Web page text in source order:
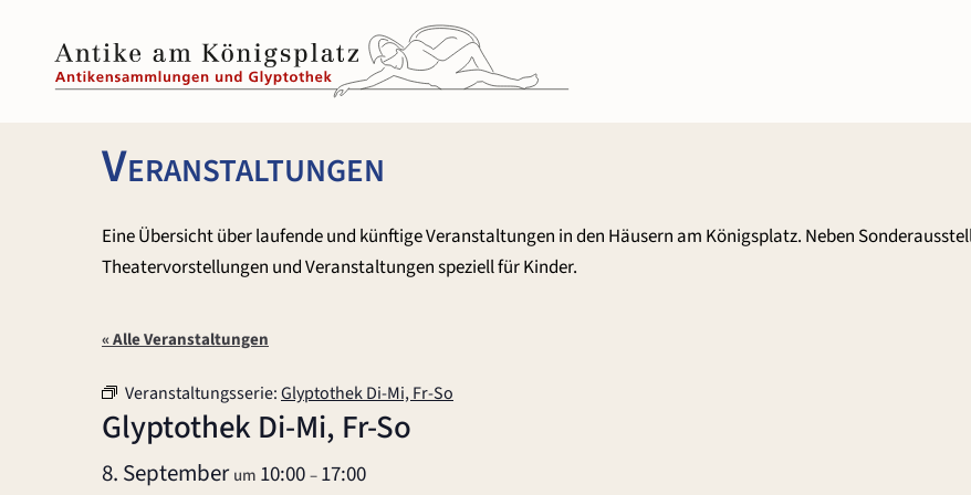
springen
Veranstaltungen
Eine Übersicht über laufende und künftige Veranstaltungen in den Häusern am Königsplatz. Neben
Theatervorstellungen und Veranstaltungen speziell für Kinder.
« Alle Veranstaltungen
Veranstaltungsserie:Glyptothek Di-Mi, Fr-So
Glyptothek Di-Mi, Fr-So
8. Septemberum 10:00–17:00